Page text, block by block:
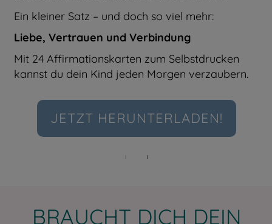
Ein kleiner Satz – und doch so viel mehr:
Liebe, Vertrauen und Verbindung
Mit 24 Affirmationskarten zum Selbstdrucken
kannst du dein Kind jeden Morgen verzaubern.
JETZT HERUNTERLADEN!
BRAUCHT DICH DEIN